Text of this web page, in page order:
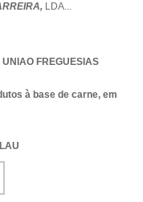
LDA...
UNIAO FREGUESIAS
à base de carne, em